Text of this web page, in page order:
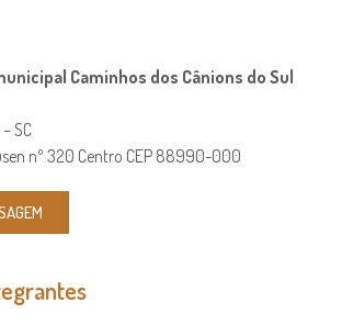
Caminhos dos Cânions do Sul
SC
nº 320 Centro CEP 88990-000